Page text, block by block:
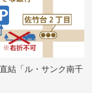
結「ル・サンク南千